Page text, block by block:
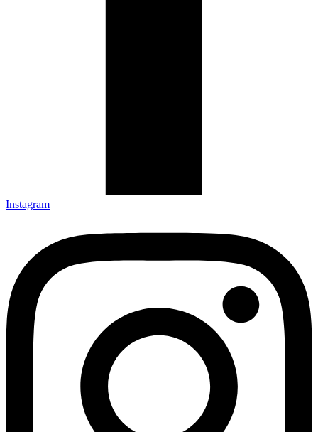
Instagram